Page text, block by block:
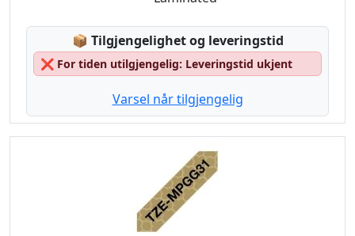
📦 Lagerstatus:
Tilgjengelighet og leveringstid
❌ For tiden utilgjengelig: Leveringstid ukjent
Varsel når tilgjengelig